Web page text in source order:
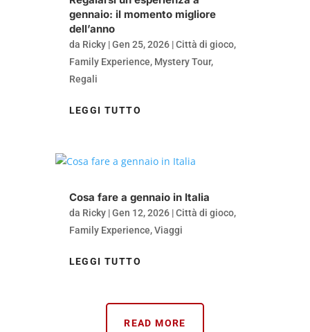
gennaio: il momento migliore
dell’anno
da Ricky|Gen 25, 2026|Città di gioco,
Family Experience, Mystery Tour,
Regali
LEGGI TUTTO
Cosa fare a gennaio in Italia
da Ricky|Gen 12, 2026|Città di gioco,
Family Experience,Viaggi
LEGGI TUTTO
READ MORE